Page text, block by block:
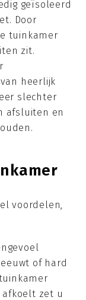
geïsoleerd
Door
tuinkamer
zit.
heerlijk
slechter
afsluiten en
voordelen,
of hard
zet u